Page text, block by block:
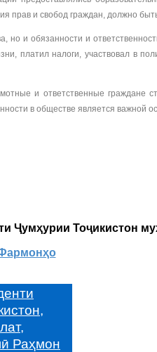
прав и свобод граждан, должно
и обязанности и
платил налоги, участвовал в
и ответственные
в обществе является важной
Ҷумҳурии Тоҷикистон
Раҳмон